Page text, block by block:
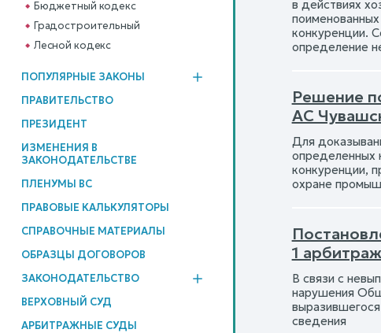
Бюджетный кодекс
Градостроительный
Лесной кодекс
ПОПУЛЯРНЫЕ ЗАКОНЫ
ПРАВИТЕЛЬСТВО
ПРЕЗИДЕНТ
ИЗМЕНЕНИЯ В
ЗАКОНОДАТЕЛЬСТВЕ
ПЛЕНУМЫ ВС
ПРАВОВЫЕ КАЛЬКУЛЯТОРЫ
СПРАВОЧНЫЕ МАТЕРИАЛЫ
ОБРАЗЦЫ ДОГОВОРОВ
ЗАКОНОДАТЕЛЬСТВО
ВЕРХОВНЫЙ СУД
АРБИТРАЖНЫЕ СУДЫ
в действиях
конкуренции.
определение
Решение
АС
Для
определенных
конкуренции,
охране
1
В связи с
нарушения
сведения